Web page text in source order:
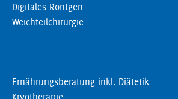
Digitales Röntgen
Weichteilchirurgie
Ernährungsberatung inkl. Diätetik